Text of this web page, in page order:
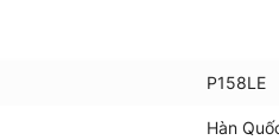
P158LE
Hàn